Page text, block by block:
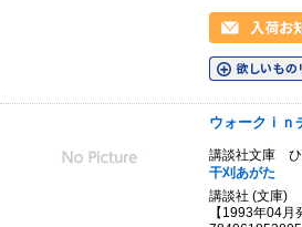
ウォークｉｎ
講談社文庫 ひ
干刈あがた
講談社 (文庫)
【1993年04